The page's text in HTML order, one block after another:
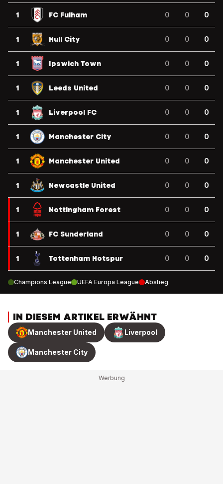
1 FC Fulham 0 0 0
1 Hull City 0 0 0
1 Ipswich Town 0 0 0
1 Leeds United 0 0 0
1 Liverpool FC 0 0 0
1 Manchester City 0 0 0
1 Manchester United 0 0 0
1 Newcastle United 0 0 0
1 Nottingham Forest 0 0 0
1 FC Sunderland 0 0 0
1 Tottenham Hotspur 0 0 0
Champions League UEFA Europa League Abstieg
IN DIESEM ARTIKEL ERWÄHNT
Manchester United Liverpool
Manchester City